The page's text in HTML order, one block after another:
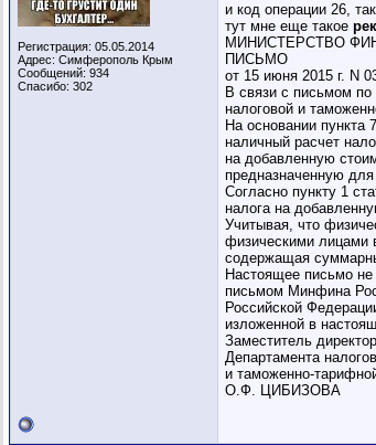
Регистрация: 05.05.2014
Адрес: Симферополь Крым
Сообщений: 934
Спасибо: 302
и код операции 26,
тут мне еще такое
МИНИСТЕРСТВО
ПИСЬМО
от 15 июня 2015 г. N
В связи с письмом по
налоговой и
На основании пункта
наличный расчет
на добавленную
предназначенную для
Согласно пункту 1
налога на
Учитывая, что
физическими лицами
содержащая
Настоящее письмо
письмом Минфина
Российской
изложенной в
Заместитель
Департамента
и таможенно-
О.Ф. ЦИБИЗОВА